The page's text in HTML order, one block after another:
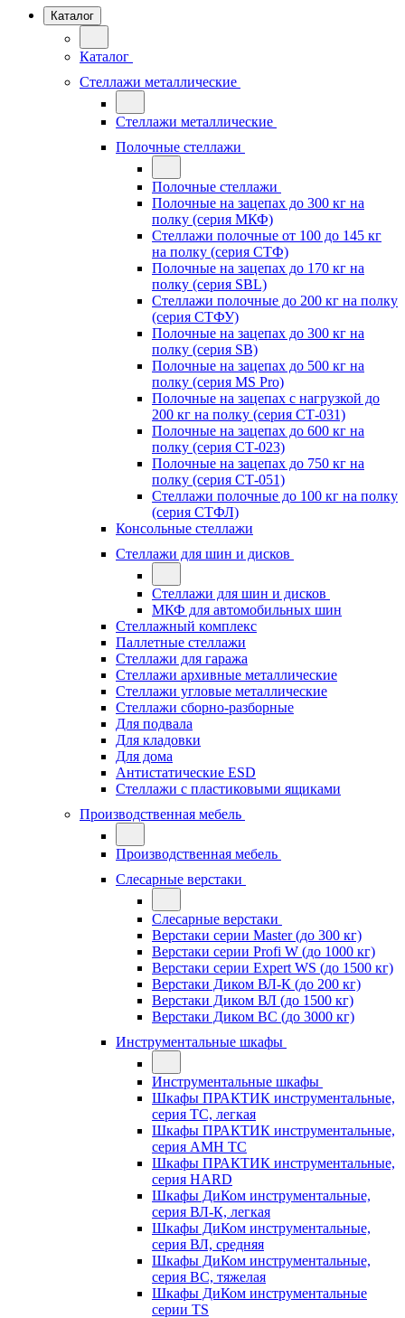
Каталог
Каталог
Стеллажи металлические
Стеллажи металлические
Полочные стеллажи
Полочные стеллажи
Полочные на зацепах до 300 кг на
полку (серия МКФ)
Стеллажи полочные от 100 до 145 кг
на полку (серия СТФ)
Полочные на зацепах до 170 кг на
полку (серия SBL)
Стеллажи полочные до 200 кг на полку
(серия СТФУ)
Полочные на зацепах до 300 кг на
полку (серия SB)
Полочные на зацепах до 500 кг на
полку (серия MS Pro)
Полочные на зацепах с нагрузкой до
200 кг на полку (серия СТ-031)
Полочные на зацепах до 600 кг на
полку (серия СТ-023)
Полочные на зацепах до 750 кг на
полку (серия СТ-051)
Стеллажи полочные до 100 кг на полку
(серия СТФЛ)
Консольные стеллажи
Стеллажи для шин и дисков
Стеллажи для шин и дисков
МКФ для автомобильных шин
Стеллажный комплекс
Паллетные стеллажи
Стеллажи для гаража
Стеллажи архивные металлические
Стеллажи угловые металлические
Стеллажи сборно-разборные
Для подвала
Для кладовки
Для дома
Антистатические ESD
Стеллажи с пластиковыми ящиками
Производственная мебель
Производственная мебель
Слесарные верстаки
Слесарные верстаки
Верстаки серии Master (до 300 кг)
Верстаки серии Profi W (до 1000 кг)
Верстаки серии Expert WS (до 1500 кг)
Верстаки Диком ВЛ-К (до 200 кг)
Верстаки Диком ВЛ (до 1500 кг)
Верстаки Диком ВС (до 3000 кг)
Инструментальные шкафы
Инструментальные шкафы
Шкафы ПРАКТИК инструментальные,
серия TC, легкая
Шкафы ПРАКТИК инструментальные,
серия AMH TC
Шкафы ПРАКТИК инструментальные,
серия HARD
Шкафы ДиКом инструментальные,
cерия ВЛ-К, легкая
Шкафы ДиКом инструментальные,
серия ВЛ, средняя
Шкафы ДиКом инструментальные,
серия ВС, тяжелая
Шкафы ДиКом инструментальные
серии TS